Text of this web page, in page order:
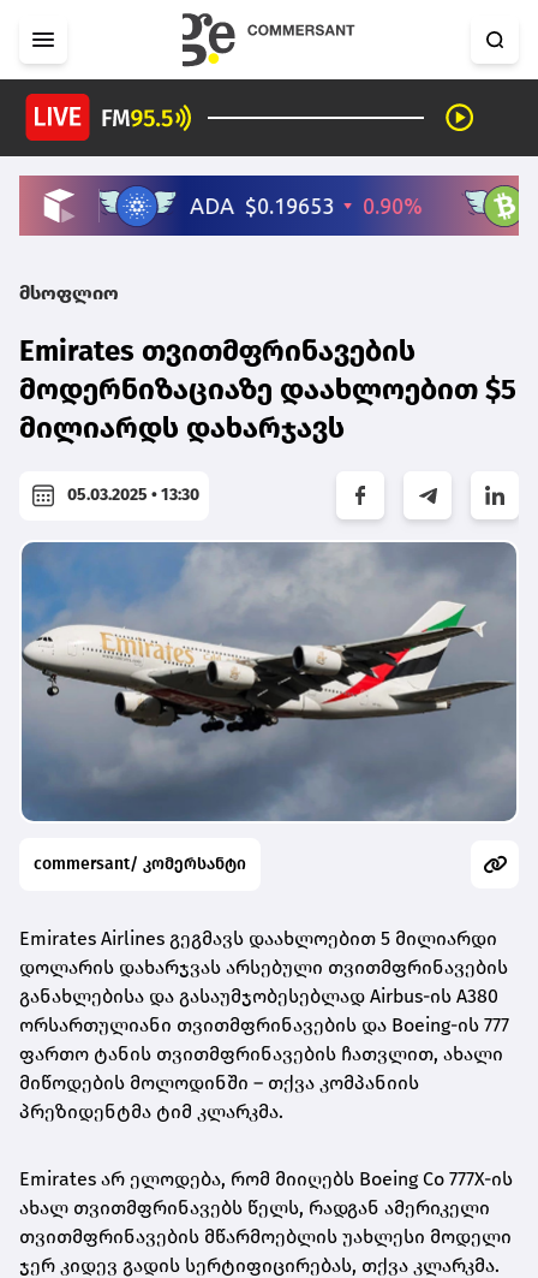
მსოფლიო
Emirates თვითმფრინავების
მოდერნიზაციაზე დაახლოებით $5
მილიარდს დახარჯავს
05.03.2025 • 13:30
commersant/ კომერსანტი
Emirates Airlines გეგმავს დაახლოებით 5 მილიარდი
დოლარის დახარჯვას არსებული თვითმფრინავების
განახლებისა და გასაუმჯობესებლად Airbus-ის A380
ორსართულიანი თვითმფრინავების და Boeing-ის 777
ფართო ტანის თვითმფრინავების ჩათვლით, ახალი
მიწოდების მოლოდინში – თქვა კომპანიის
პრეზიდენტმა ტიმ კლარკმა.
Emirates არ ელოდება, რომ მიიღებს Boeing Co 777X-ის
ახალ თვითმფრინავებს წელს, რადგან ამერიკელი
თვითმფრინავების მწარმოებლის უახლესი მოდელი
ჯერ კიდევ გადის სერტიფიცირებას, თქვა კლარკმა.